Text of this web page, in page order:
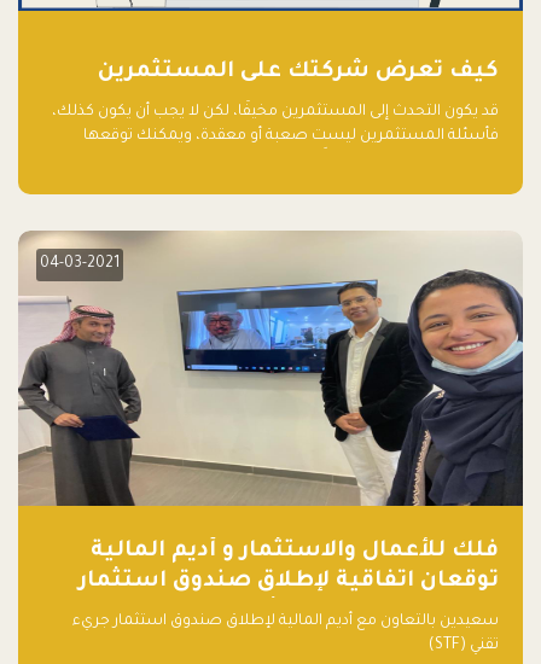
كيف تعرض شركتك على المستثمرين
قد يكون التحدث إلى المستثمرين مخيفًا، لكن لا يجب أن يكون كذلك،
فأسئلة المستثمرين ليست صعبة أو معقدة، ويمكنك توقعها
04-03-2021
فلك للأعمال والاستثمار و أديم المالية
توقعان اتفاقية لإطلاق صندوق استثمار
جريء تقني (STF) - مشغل من قبل فـلك
سعيدين بالتعاون مع أديم المالية لإطلاق صندوق استثمار جريء
تقني (STF)